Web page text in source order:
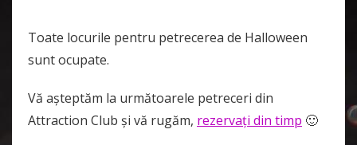
Toate locurile pentru petrecerea de Halloween
sunt ocupate.
Vă aşteptăm la următoarele petreceri din
Attraction Club şi vă rugăm, rezervaţi din timp 🙂